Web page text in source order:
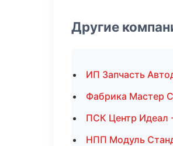
Другие
ИП Запчасть
Фабрика Мастер
ПСК Центр Идеал
НПП Модуль